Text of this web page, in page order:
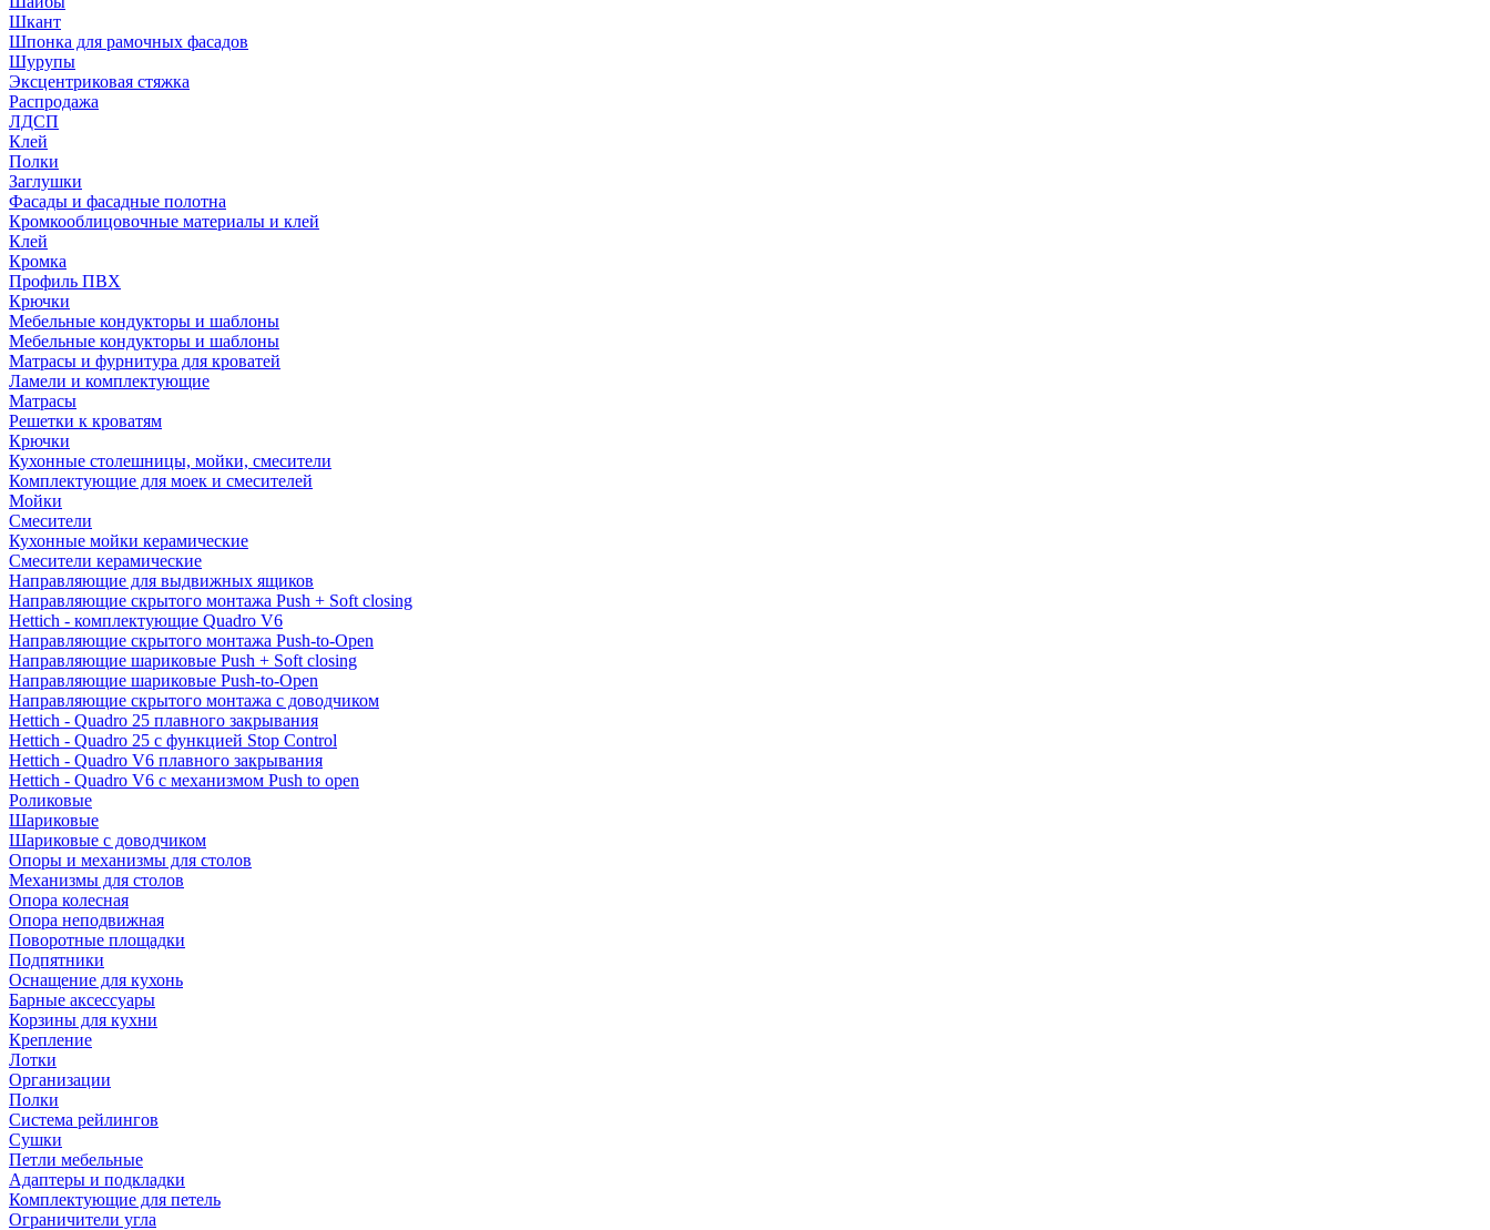
Шкант
Шпонка для рамочных фасадов
Шурупы
Эксцентриковая стяжка
Распродажа
ЛДСП
Клей
Полки
Заглушки
Фасады и фасадные полотна
Кромкооблицовочные материалы и клей
Клей
Кромка
Профиль ПВХ
Крючки
Мебельные кондукторы и шаблоны
Мебельные кондукторы и шаблоны
Матрасы и фурнитура для кроватей
Ламели и комплектующие
Матрасы
Решетки к кроватям
Крючки
Кухонные столешницы, мойки, смесители
Комплектующие для моек и смесителей
Мойки
Смесители
Кухонные мойки керамические
Смесители керамические
Направляющие для выдвижных ящиков
Направляющие скрытого монтажа Push + Soft closing
Hettich - комплектующие Quadro V6
Направляющие скрытого монтажа Push-to-Open
Направляющие шариковые Push + Soft closing
Направляющие шариковые Push-to-Open
Направляющие скрытого монтажа с доводчиком
Hettich - Quadro 25 плавного закрывания
Hettich - Quadro 25 с функцией Stop Control
Hettich - Quadro V6 плавного закрывания
Hettich - Quadro V6 с механизмом Push to open
Роликовые
Шариковые
Шариковые с доводчиком
Опоры и механизмы для столов
Механизмы для столов
Опора колесная
Опора неподвижная
Поворотные площадки
Подпятники
Оснащение для кухонь
Барные аксессуары
Корзины для кухни
Крепление
Лотки
Организации
Полки
Система рейлингов
Сушки
Петли мебельные
Адаптеры и подкладки
Комплектующие для петель
Ограничители угла